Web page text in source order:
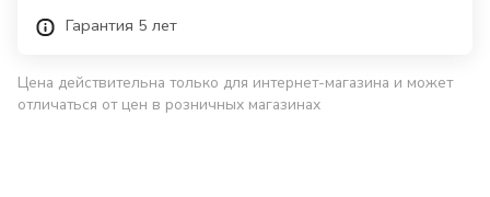
Гарантия 5 лет
Цена действительна только для интернет-магазина и может
отличаться от цен в розничных магазинах